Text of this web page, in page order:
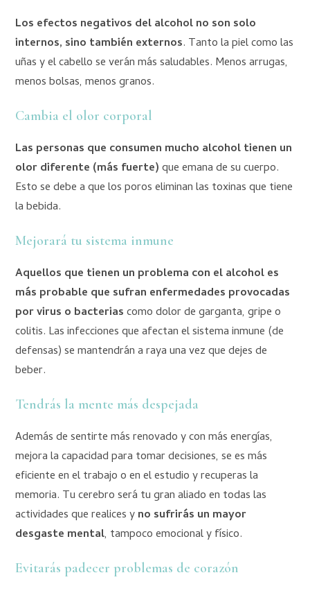
Los efectos negativos del alcohol no son solo
internos, sino también externos. Tanto la piel como las
uñas y el cabello se verán más saludables. Menos arrugas,
menos bolsas, menos granos.
Cambia el olor corporal
Las personas que consumen mucho alcohol tienen un
olor diferente (más fuerte)que emana de su cuerpo.
Esto se debe a que los poros eliminan las toxinas que tiene
la bebida.
Mejorará tu sistema inmune
Aquellos que tienen un problema con el alcohol es
más probable que sufran enfermedades provocadas
por virus o bacteriascomo dolor de garganta, gripe o
colitis. Las infecciones que afectan el sistema inmune (de
defensas) se mantendrán a raya una vez que dejes de
beber.
Tendrás la mente más despejada
Además de sentirte más renovado y con más energías,
mejora la capacidad para tomar decisiones, se es más
eficiente en el trabajo o en el estudio y recuperas la
memoria. Tu cerebro será tu gran aliado en todas las
actividades que realices yno sufrirás un mayor
desgaste mental, tampoco emocional y físico.
Evitarás padecer problemas de corazón